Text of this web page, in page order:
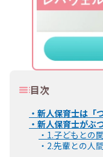
目次
・ 新人保育士は「
・ 新人保育士がぶ
・ 1.子どもとの
・ 2.先輩との人